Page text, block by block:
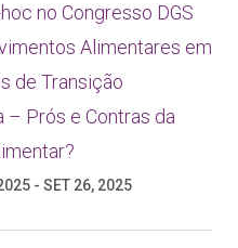
no Congresso DGS
Alimentares em
de Transição
– Prós e Contras da
- SET 26, 2025